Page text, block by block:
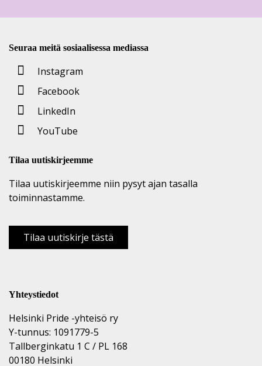
Seuraa meitä sosiaalisessa mediassa
Instagram
Facebook
LinkedIn
YouTube
Tilaa uutiskirjeemme
Tilaa uutiskirjeemme niin pysyt ajan tasalla
toiminnastamme.
Tilaa uutiskirje tästä
Yhteystiedot
Helsinki Pride -yhteisö ry
Y-tunnus: 1091779-5
Tallberginkatu 1 C / PL 168
00180 Helsinki